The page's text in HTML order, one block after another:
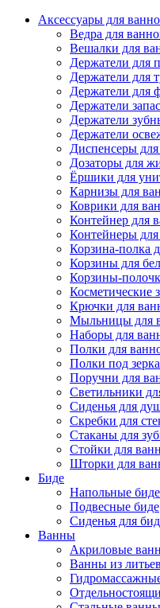
Аксессуары для
Ведра для
Вешалки для
Держатели для
Держатели для
Держатели для
Держатели
Держатели
Держатели
Диспенсеры
Дозаторы для
Ёршики для
Карнизы для
Коврики для
Контейнер для
Контейнеры
Корзина-полка
Корзины для
Корзины-
Косметические
Крючки для
Мыльницы для
Наборы для
Полки для
Полки под
Поручни для
Светильники
Сиденья для
Скребки для
Стаканы для
Стойки для
Шторки для
Биде
Напольные биде
Подвесные биде
Сиденья для
Ванны
Акриловые
Ванны из